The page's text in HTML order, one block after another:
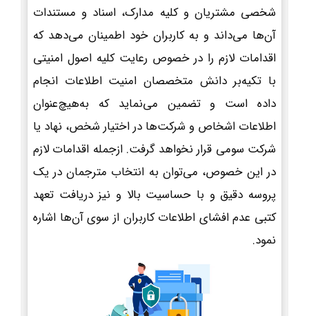
شخصی مشتریان و کلیه مدارک، اسناد و مستندات
آن‌ها می‌داند و به کاربران خود اطمینان می‌دهد که
اقدامات لازم را در خصوص رعایت کلیه اصول امنیتی
با تکیه‌بر دانش متخصصان امنیت اطلاعات انجام
داده است و تضمین می‌نماید که به‌هیچ‌عنوان
اطلاعات اشخاص و شرکت‌ها در اختیار شخص، نهاد یا
شرکت سومی قرار نخواهد گرفت. ازجمله اقدامات لازم
در این خصوص، می‌توان به انتخاب مترجمان در یک
پروسه دقیق و با حساسیت بالا و نیز دریافت تعهد
کتبی عدم افشای اطلاعات کاربران از سوی آن‌ها اشاره
نمود.